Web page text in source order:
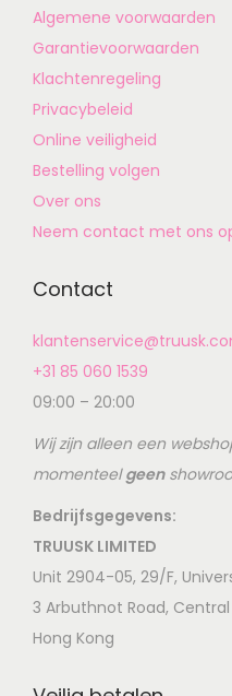
Algemene voorwaarden
Garantievoorwaarden
Klachtenregeling
Privacybeleid
Online veiligheid
Bestelling volgen
Over ons
Neem contact met ons
Contact
+31 85 060 1539
09:00 – 20:00
Wij zijn alleen een
momenteelgeen
Bedrijfsgegevens:
TRUUSK LIMITED
Unit 2904-05, 29/F,
3 Arbuthnot Road, Central
Hong Kong